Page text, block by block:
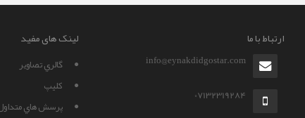
ارتباط با ما
info@eynakdidgostar.com
07132319284
لینک های مفید
گالري تصاوير
کليپ
پرسش هاي